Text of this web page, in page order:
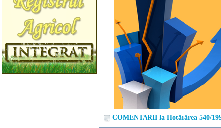
COMENTARII la Hotărârea 540/